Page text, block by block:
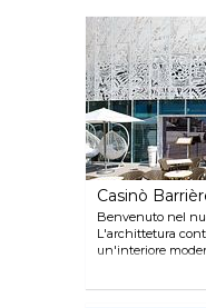
Casinò
Benvenuto nel
L'archittetura
un'interiore
ricreative.
machines